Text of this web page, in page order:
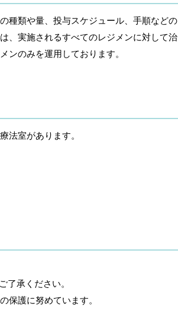
種類や量、投与スケジュール、手順などの
、実施されるすべてのレジメンに対して治
ンのみを運用しております。
法室があります。
了承ください。
保護に努めています。